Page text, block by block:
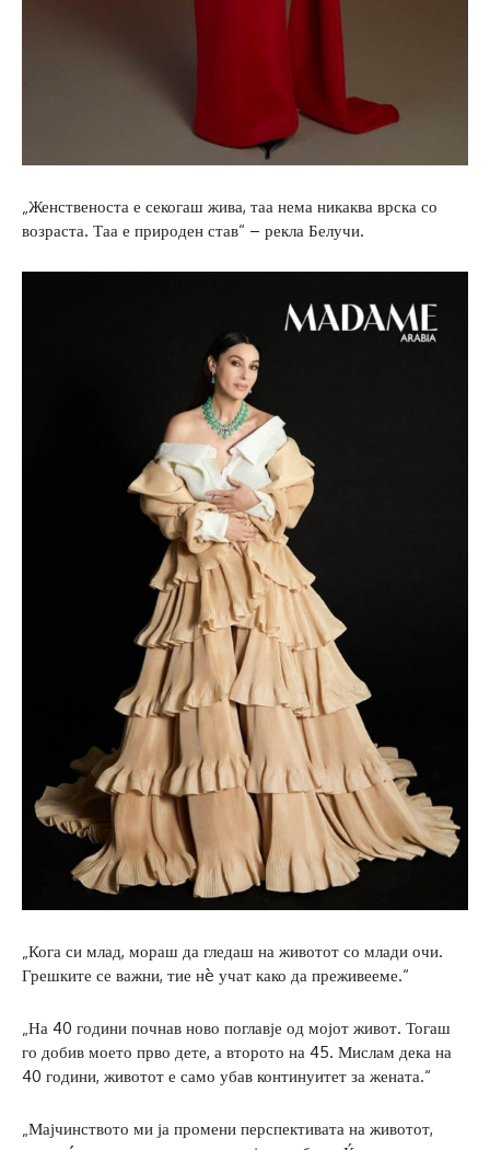
„Женственоста е секогаш жива, таа нема никаква врска со
возраста. Таа е природен став“ – рекла Белучи.
„Кога си млад, мораш да гледаш на животот со млади очи.
Грешките се важни, тие нè учат како да преживееме.“
„На 40 години почнав ново поглавје од мојот живот. Тогаш
го добив моето прво дете, а второто на 45. Мислам дека на
40 години, животот е само убав континуитет за жената.“
„Мајчинството ми ја промени перспективата на животот,